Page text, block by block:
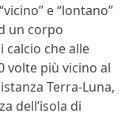
e “lontano”
un corpo
calcio che alle
volte più vicino al
Terra-Luna,
dell’isola di